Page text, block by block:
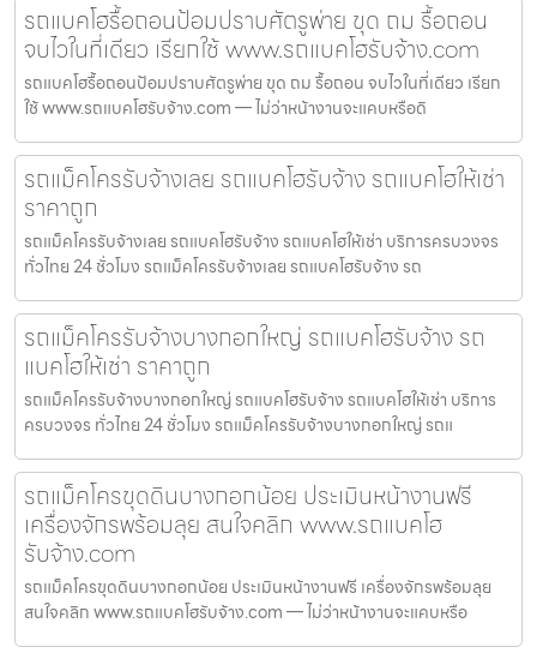
รถแบคโฮรื้อถอนป้อมปราบศัตรูพ่าย ขุด ถม รื้อถอน
จบไวในที่เดียว เรียกใช้ www.รถแบคโฮรับจ้าง.com
รถแบคโฮรื้อถอนป้อมปราบศัตรูพ่าย ขุด ถม รื้อถอน จบไวในที่เดียว เรียก
ใช้ www.รถแบคโฮรับจ้าง.com — ไม่ว่าหน้างานจะแคบหรือดิ
รถแม็คโครรับจ้างเลย รถแบคโฮรับจ้าง รถแบคโฮให้เช่า
ราคาถูก
รถแม็คโครรับจ้างเลย รถแบคโฮรับจ้าง รถแบคโฮให้เช่า บริการครบวงจร
ทั่วไทย 24 ชั่วโมง รถแม็คโครรับจ้างเลย รถแบคโฮรับจ้าง รถ
รถแม็คโครรับจ้างบางกอกใหญ่ รถแบคโฮรับจ้าง รถ
แบคโฮให้เช่า ราคาถูก
รถแม็คโครรับจ้างบางกอกใหญ่ รถแบคโฮรับจ้าง รถแบคโฮให้เช่า บริการ
ครบวงจร ทั่วไทย 24 ชั่วโมง รถแม็คโครรับจ้างบางกอกใหญ่ รถแ
รถแม็คโครขุดดินบางกอกน้อย ประเมินหน้างานฟรี
เครื่องจักรพร้อมลุย สนใจคลิก www.รถแบคโฮ
รับจ้าง.com
รถแม็คโครขุดดินบางกอกน้อย ประเมินหน้างานฟรี เครื่องจักรพร้อมลุย
สนใจคลิก www.รถแบคโฮรับจ้าง.com — ไม่ว่าหน้างานจะแคบหรือ